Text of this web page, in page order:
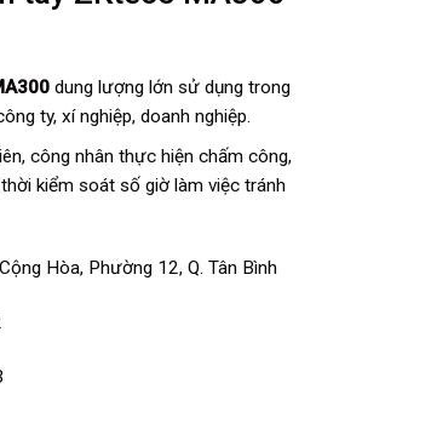
dung lượng lớn sử dụng trong
ty, xí nghiệp, doanh nghiệp.
công nhân thực hiện chấm công,
kiểm soát số giờ làm việc tránh
Hòa, Phường 12, Q. Tân Bình